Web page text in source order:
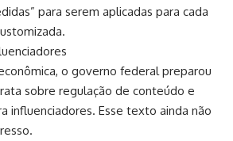
para serem aplicadas para cada
o governo federal preparou
sobre regulação de conteúdo e
influenciadores. Esse texto ainda não